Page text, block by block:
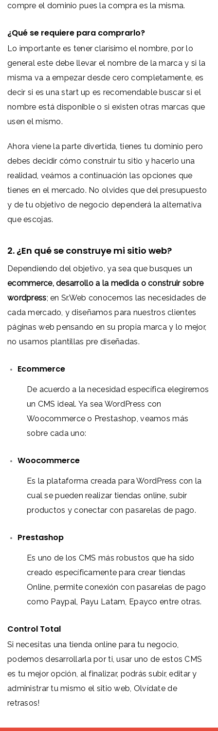
compre el dominio pues la compra es la misma.
¿Qué se requiere para comprarlo?
Lo importante es tener clarísimo el nombre, por lo
general este debe llevar el nombre de la marca y si la
misma va a empezar desde cero completamente, es
decir si es una start up es recomendable buscar si el
nombre está disponible o si existen otras marcas que
usen el mismo.
Ahora viene la parte divertida, tienes tu dominio pero
debes decidir cómo construir tu sitio y hacerlo una
realidad, veámos a continuación las opciones que
tienes en el mercado. No olvides que del presupuesto
y de tu objetivo de negocio dependerá la alternativa
que escojas.
2. ¿En qué se construye mi sitio web?
Dependiendo del objetivo, ya sea que busques un
ecommerce, desarrollo a la medida o construir sobre
wordpress; en Sr.Web conocemos las necesidades de
cada mercado, y diseñamos para nuestros clientes
páginas web pensando en su propia marca y lo mejor,
no usamos plantillas pre diseñadas.
Ecommerce
De acuerdo a la necesidad específica elegiremos
un CMS ideal. Ya sea WordPress con
Woocommerce o Prestashop, veamos más
sobre cada uno:
Woocommerce
Es la plataforma creada para WordPress con la
cual se pueden realizar tiendas online, subir
productos y conectar con pasarelas de pago.
Prestashop
Es uno de los CMS más robustos que ha sido
creado específicamente para crear tiendas
Online, permite conexión con pasarelas de pago
como Paypal, Payu Latam, Epayco entre otras.
Control Total
Si necesitas una tienda online para tu negocio,
podemos desarrollarla por ti, usar uno de estos CMS
es tu mejor opción, al finalizar, podrás subir, editar y
administrar tu mismo el sitio web, Olvídate de
retrasos!